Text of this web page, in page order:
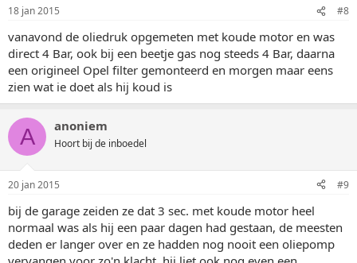
18 jan 2015 #8
vanavond de oliedruk opgemeten met koude motor en was
direct 4 Bar, ook bij een beetje gas nog steeds 4 Bar, daarna
een origineel Opel filter gemonteerd en morgen maar eens
zien wat ie doet als hij koud is
A anoniem
Hoort bij de inboedel
20 jan 2015 #9
bij de garage zeiden ze dat 3 sec. met koude motor heel
normaal was als hij een paar dagen had gestaan, de meesten
deden er langer over en ze hadden nog nooit een oliepomp